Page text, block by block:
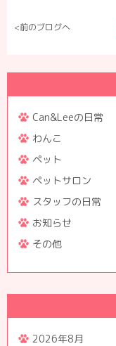
<前のブログへ
Can&Leeの日常
わんこ
ペット
ペットサロン
スタッフの日常
お知らせ
その他
2026年8月